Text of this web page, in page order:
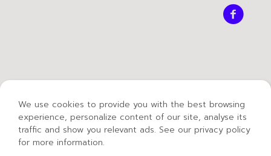
We use cookies to provide you with the best browsing
experience, personalize content of our site, analyse its
traffic and show you relevant ads. See our privacy policy
for more information.